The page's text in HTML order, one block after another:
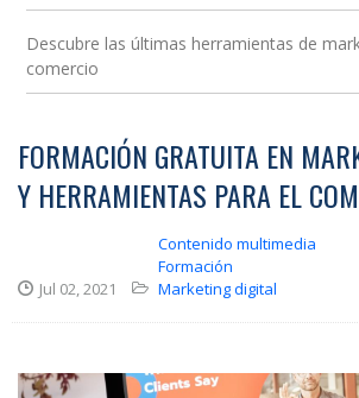
Descubre las últimas herramientas de
comercio
FORMACIÓN GRATUITA EN
Y HERRAMIENTAS PARA EL
Jul 02, 2021
Contenido multimedia
Formación
Marketing digital